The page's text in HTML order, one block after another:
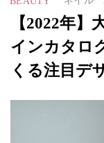
【2022年
インカタロ
くる注目デ